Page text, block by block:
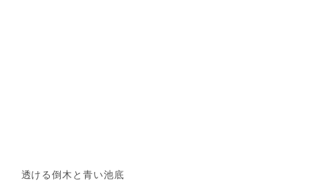
透ける倒木と青い池底